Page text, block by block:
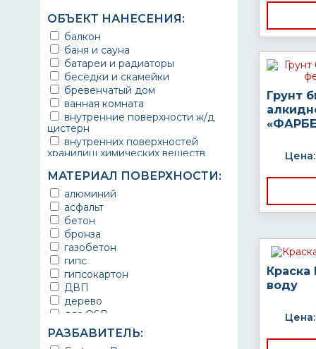
ОБЪЕКТ НАНЕСЕНИЯ:
балкон
баня и сауна
батареи и радиаторы
беседки и скамейки
бревенчатый дом
ванная комната
внутренние поверхности ж/д
цистерн
внутренних поверхностей
хранилищ химических веществ
ворота
выхлопные системы
автомобилей
газопроводы
гараж
гидротехнические сооружения
городской транспорт
грузовые вагоны
двери металлические
детали двигателей
детали машин
для автомобилей
МАТЕРИАЛ ПОВЕРХНОСТИ:
алюминий
асфальт
бетон
бронза
газобетон
гипс
гипсокартон
ДВП
дерево
для OSB
для бетона
для гипса
РАЗБАВИТЕЛЬ:
Грунт
Цена:
воду
Цена: